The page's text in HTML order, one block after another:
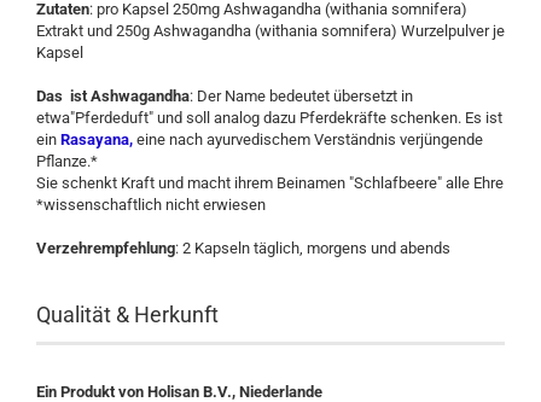
Zutaten: pro Kapsel 250mg Ashwagandha (withania somnifera)
Extrakt und 250g Ashwagandha (withania somnifera) Wurzelpulver je
Kapsel
Das ist Ashwagandha: Der Name bedeutet übersetzt in
etwa"Pferdeduft" und soll analog dazu Pferdekräfte schenken. Es ist
ein Rasayana, eine nach ayurvedischem Verständnis verjüngende
Pflanze.*
Sie schenkt Kraft und macht ihrem Beinamen "Schlafbeere" alle Ehre
*wissenschaftlich nicht erwiesen
Verzehrempfehlung: 2 Kapseln täglich, morgens und abends
Qualität & Herkunft
Ein Produkt von Holisan B.V., Niederlande